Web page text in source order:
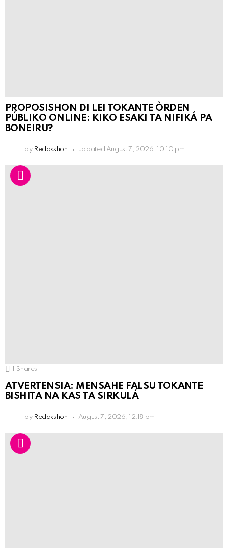
PROPOSISHON DI LEI TOKANTE ÒRDEN
PÚBLIKO ONLINE: KIKO ESAKI TA NIFIKÁ PA
BONEIRU?
by Redakshon updated August 7, 2026, 10:10 pm
Shares
ATVERTENSIA: MENSAHE FALSU TOKANTE
BISHITA NA KAS TA SIRKULÁ
by Redakshon August 7, 2026, 12:18 pm